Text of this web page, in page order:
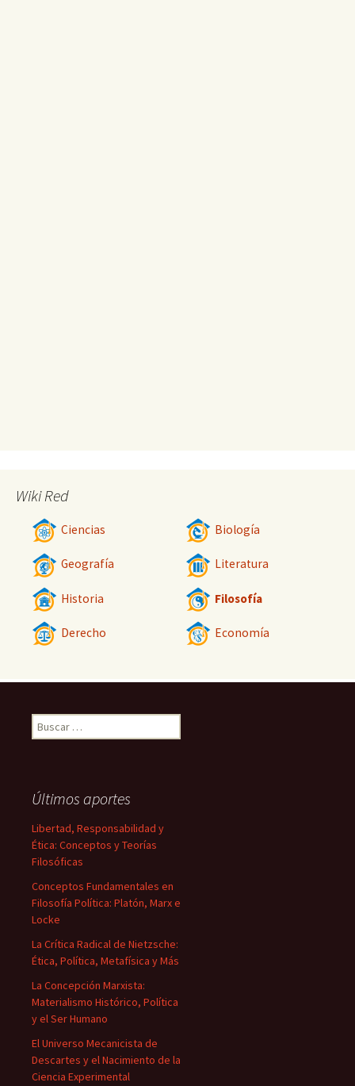
Wiki Red
Ciencias Biología
Geografía Literatura
Historia Filosofía
Derecho Economía
Buscar:
Últimos aportes
Libertad, Responsabilidad y
Ética: Conceptos y Teorías
Filosóficas
Conceptos Fundamentales en
Filosofía Política: Platón, Marx e
Locke
La Crítica Radical de Nietzsche:
Ética, Política, Metafísica y Más
La Concepción Marxista:
Materialismo Histórico, Política
y el Ser Humano
El Universo Mecanicista de
Descartes y el Nacimiento de la
Ciencia Experimental